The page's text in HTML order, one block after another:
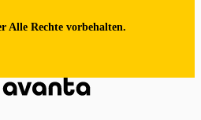
Alle Rechte vorbehalten.